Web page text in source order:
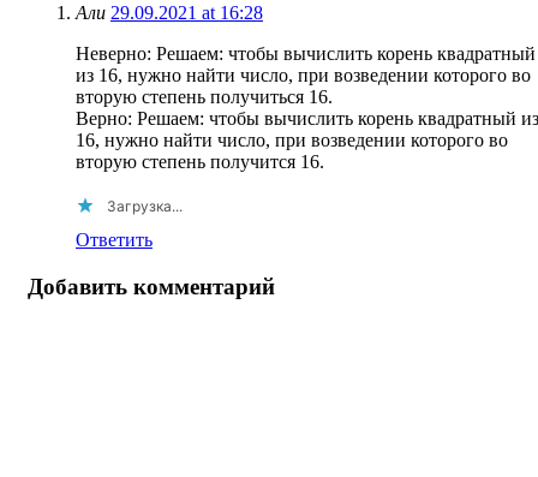
Али 29.09.2021 at 16:28
Неверно: Решаем: чтобы вычислить корень квадратный
из 16, нужно найти число, при возведении которого во
вторую степень получиться 16.
Верно: Решаем: чтобы вычислить корень квадратный из
16, нужно найти число, при возведении которого во
вторую степень получится 16.
Загрузка...
Ответить
Добавить комментарий